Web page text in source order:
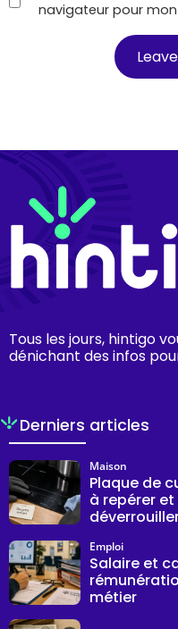
navigateur pour
Tous les jours, hintigo
dénichant des infos
Derniers articles
Plaque de
à repérer
Maison
Salaire et
métier
Emploi